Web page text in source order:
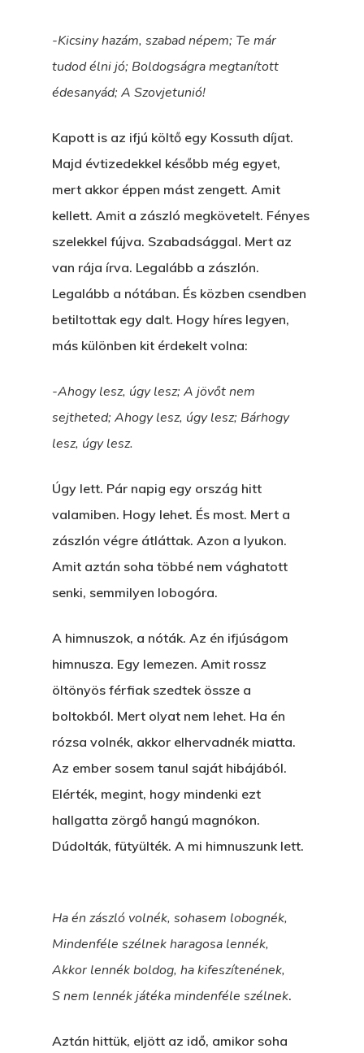
-Kicsiny hazám, szabad népem; Te már
tudod élni jó; Boldogságra megtanított
édesanyád; A Szovjetunió!
Kapott is az ifjú költő egy Kossuth díjat.
Majd évtizedekkel később még egyet,
mert akkor éppen mást zengett. Amit
kellett. Amit a zászló megkövetelt. Fényes
szelekkel fújva. Szabadsággal. Mert az
van rája írva. Legalább a zászlón.
Legalább a nótában. És közben csendben
betiltottak egy dalt. Hogy híres legyen,
más különben kit érdekelt volna:
-Ahogy lesz, úgy lesz; A jövőt nem
sejtheted; Ahogy lesz, úgy lesz; Bárhogy
lesz, úgy lesz.
Úgy lett. Pár napig egy ország hitt
valamiben. Hogy lehet. És most. Mert a
zászlón végre átláttak. Azon a lyukon.
Amit aztán soha többé nem vághatott
senki, semmilyen lobogóra.
A himnuszok, a nóták. Az én ifjúságom
himnusza. Egy lemezen. Amit rossz
öltönyös férfiak szedtek össze a
boltokból. Mert olyat nem lehet. Ha én
rózsa volnék, akkor elhervadnék miatta.
Az ember sosem tanul saját hibájából.
Elérték, megint, hogy mindenki ezt
hallgatta zörgő hangú magnókon.
Dúdolták, fütyülték. A mi himnuszunk lett.
Ha én zászló volnék, sohasem lobognék,
Mindenféle szélnek haragosa lennék,
Akkor lennék boldog, ha kifeszítenének,
S nem lennék játéka mindenféle szélnek.
Aztán hittük, eljött az idő, amikor soha